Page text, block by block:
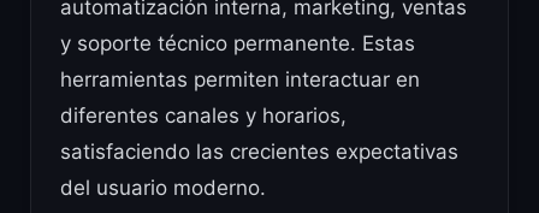
automatización interna, marketing, ventas
y soporte técnico permanente. Estas
herramientas permiten interactuar en
diferentes canales y horarios,
satisfaciendo las crecientes expectativas
del usuario moderno.